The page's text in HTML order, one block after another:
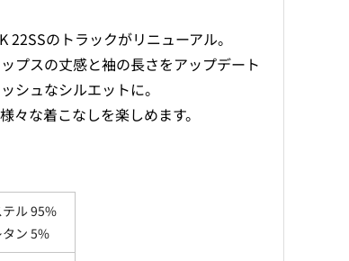
22SSのトラックがリニューアル。
プスの丈感と袖の長さをアップデート
シュなシルエットに。
々な着こなしを楽しめます。
ル 95%
ン 5%